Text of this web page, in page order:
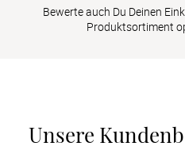
Bewerte auch Du Deinen
Produktsortiment
Unsere